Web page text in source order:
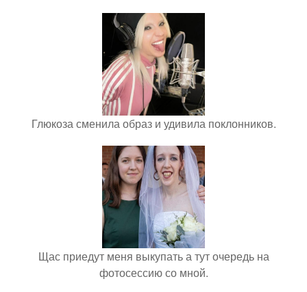
Глюкоза сменила образ и удивила поклонников.
Щас приедут меня выкупать а тут очередь на
фотосессию со мной.